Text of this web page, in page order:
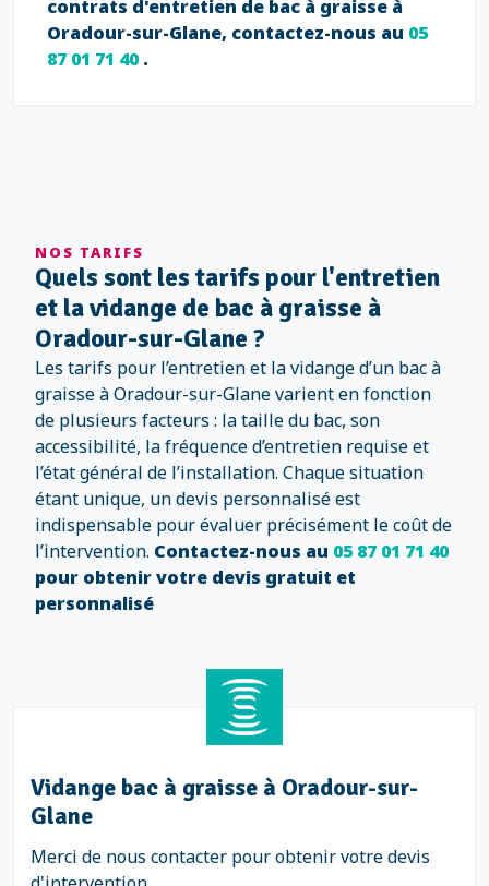
contrats d'entretien de bac à graisse à
Oradour-sur-Glane, contactez-nous au 05
87 01 71 40.
NOS TARIFS
Quels sont les tarifs pour l'entretien
et la vidange de bac à graisse à
Oradour-sur-Glane ?
Les tarifs pour l’entretien et la vidange d’un bac à
graisse à Oradour-sur-Glane varient en fonction
de plusieurs facteurs : la taille du bac, son
accessibilité, la fréquence d’entretien requise et
l’état général de l’installation. Chaque situation
étant unique, un devis personnalisé est
indispensable pour évaluer précisément le coût de
l’intervention. Contactez-nous au 05 87 01 71 40
pour obtenir votre devis gratuit et
personnalisé
Vidange bac à graisse à Oradour-sur-
Glane
Merci de nous contacter pour obtenir votre devis